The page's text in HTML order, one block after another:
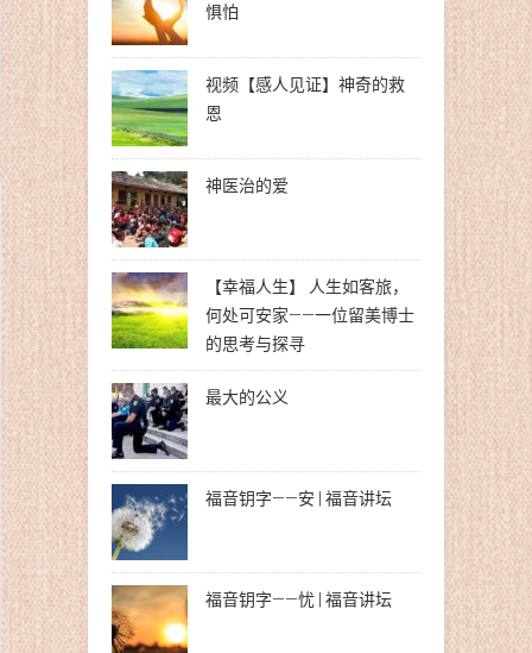
惧怕
视频【感人见证】神奇的救
恩
神医治的爱
【幸福人生】 人生如客旅，
何处可安家——一位留美博士
的思考与探寻
最大的公义
福音钥字——安 | 福音讲坛
福音钥字——忧 | 福音讲坛